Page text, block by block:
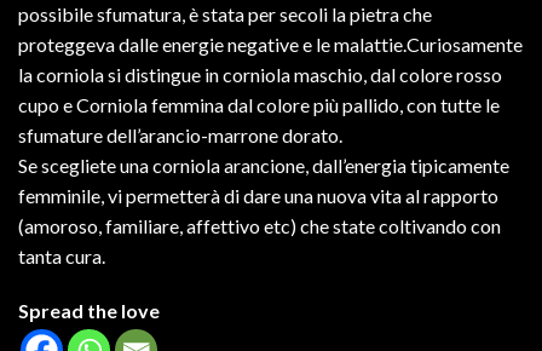
possibile sfumatura, è stata per secoli la pietra che
proteggeva dalle energie negative e le malattie.Curiosamente
la corniola si distingue in corniola maschio, dal colore rosso
cupo e Corniola femmina dal colore più pallido, con tutte le
sfumature dell’arancio-marrone dorato.
Se scegliete una corniola arancione, dall’energia tipicamente
femminile, vi permetterà di dare una nuova vita al rapporto
(amoroso, familiare, affettivo etc) che state coltivando con
tanta cura.
Spread the love